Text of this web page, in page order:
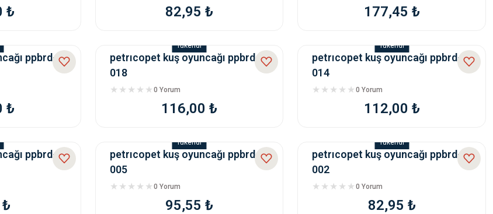
₺ 82,95 ₺ 177,45 ₺
ppbrd-
₺
Tükendi
petrıcopet kuş oyuncağı ppbrd-
018
0 Yorum
116,00 ₺
Tükendi
petrıcopet kuş oyuncağı ppbrd-
014
0 Yorum
112,00 ₺
ppbrd-
Tükendi
petrıcopet kuş oyuncağı ppbrd-
005
0 Yorum
95,55 ₺
Tükendi
petrıcopet kuş oyuncağı ppbrd-
002
0 Yorum
82,95 ₺